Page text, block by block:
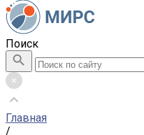
Поиск
Главная
/